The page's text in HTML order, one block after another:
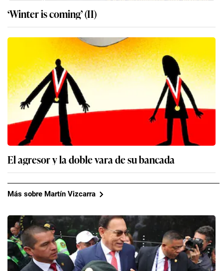
‘Winter is coming’ (II)
El agresor y la doble vara de su bancada
Más sobre Martín Vizcarra